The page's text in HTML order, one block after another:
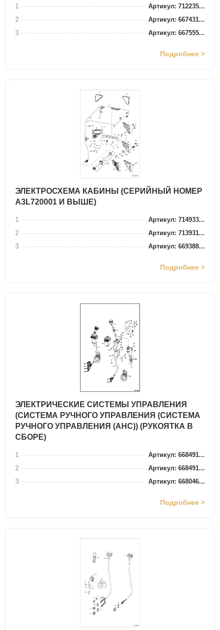
1
Артикул: 712235...
2
Артикул: 667431...
3
Артикул: 667555...
Подробнее >
ЭЛЕКТРОСХЕМА КАБИНЫ (СЕРИЙНЫЙ НОМЕР
A3L720001 И ВЫШЕ)
1
Артикул: 714933...
2
Артикул: 713931...
3
Артикул: 669388...
Подробнее >
ЭЛЕКТРИЧЕСКИЕ СИСТЕМЫ УПРАВЛЕНИЯ
(СИСТЕМА РУЧНОГО УПРАВЛЕНИЯ (СИСТЕМА
РУЧНОГО УПРАВЛЕНИЯ (AHC)) (РУКОЯТКА В
СБОРЕ)
1
Артикул: 668491...
2
Артикул: 668491...
3
Артикул: 668046...
Подробнее >